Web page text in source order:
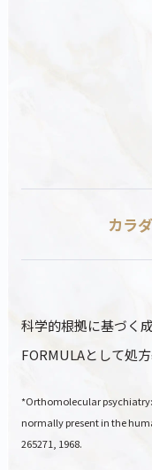
カラ
科学的根拠に基づく
FORMULAとして処
*Orthomolecular
normally present in the
265271, 1968.